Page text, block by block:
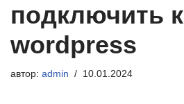
подключить к
wordpress
автор: admin 10.01.2024